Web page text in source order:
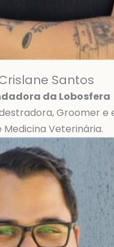
Santos
da Lobosfera
Groomer e
Medicina Veterinária.